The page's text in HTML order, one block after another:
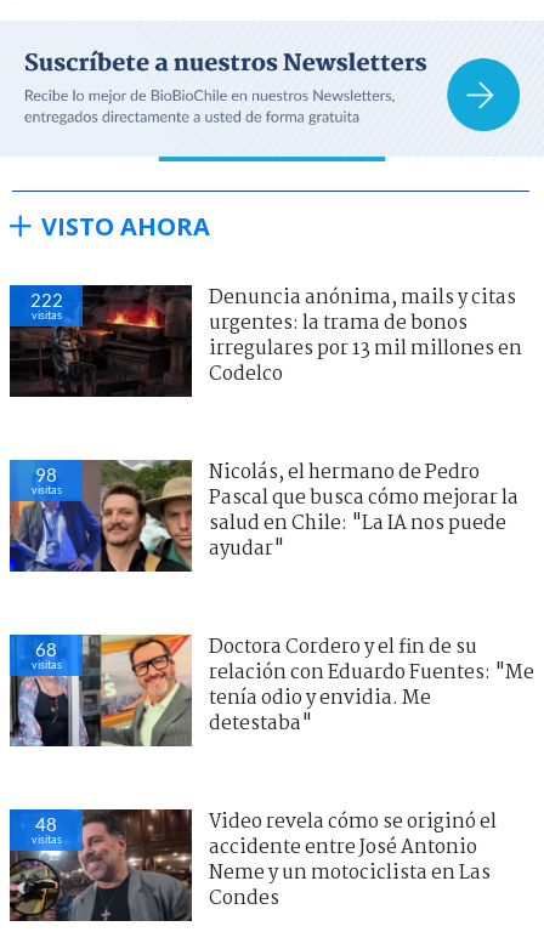
VISTO AHORA
222
visitas
Denuncia anónima, mails y citas
urgentes: la trama de bonos
irregulares por 13 mil millones en
Codelco
98
visitas
Nicolás, el hermano de Pedro
Pascal que busca cómo mejorar la
salud en Chile: "La IA nos puede
ayudar"
68
visitas
Doctora Cordero y el fin de su
relación con Eduardo Fuentes: "Me
tenía odio y envidia. Me
detestaba"
48
visitas
Video revela cómo se originó el
accidente entre José Antonio
Neme y un motociclista en Las
Condes